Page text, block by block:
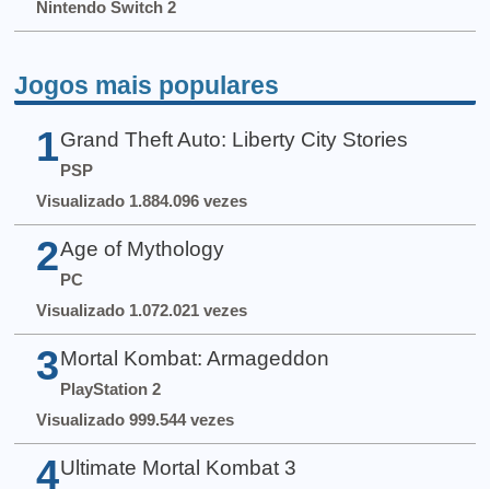
Nintendo Switch 2
Jogos mais populares
1 Grand Theft Auto: Liberty City Stories
PSP
Visualizado 1.884.096 vezes
2 Age of Mythology
PC
Visualizado 1.072.021 vezes
3 Mortal Kombat: Armageddon
PlayStation 2
Visualizado 999.544 vezes
4 Ultimate Mortal Kombat 3